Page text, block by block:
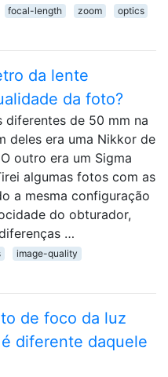
focal-length zoom
optics
da lente
da foto?
diferentes de 50 mm na
deles era uma Nikkor de
outro era um Sigma
algumas fotos com as
a mesma configuração
do obturador,
…
image-quality
de foco da luz
diferente daquele